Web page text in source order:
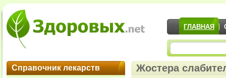
ГЛАВНАЯ
Справочник лекарств
Жостера